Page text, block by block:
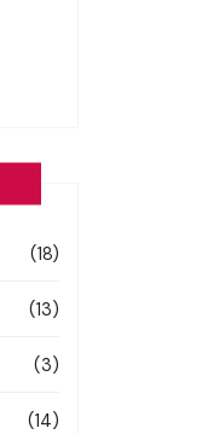
(18)
(13)
(3)
(14)